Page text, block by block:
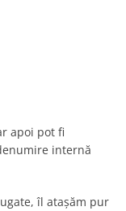
apoi pot fi
internă
îl atașăm pur